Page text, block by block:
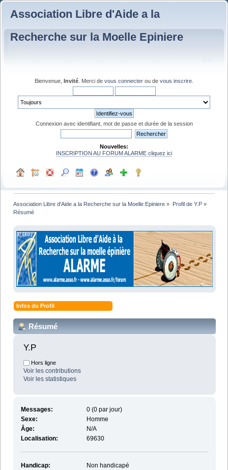
Association Libre d'Aide a la
Recherche sur la Moelle Epiniere
Bienvenue, Invité . Merci de vous connecter ou de vous inscrire
Connexion avec identifiant, mot de passe et durée de la session
Nouvelles:
INSCRIPTION AU FORUM ALARME cliquez ici
Association Libre d'Aide a la Recherche sur la Moelle Epiniere » Profil de Y.P»
Résumé
Infos du Profil
Résumé
Y.P
Hors ligne
Voir les contributions
Voir les statistiques
Messages:
0 (0 par jour)
Sexe:
Homme
Âge:
N/A
Localisation:
69630
Handicap: Non handicapé